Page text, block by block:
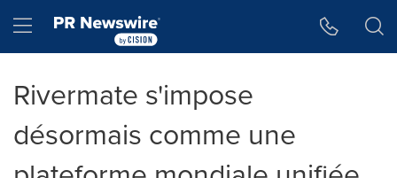
Hamburger menu
Rivermate s'impose
désormais comme une